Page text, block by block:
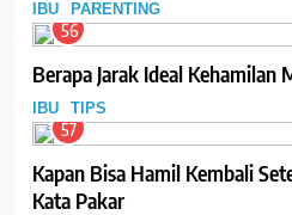
IBU PARENTING
56
Berapa Jarak Ideal Kehamilan
IBU TIPS
57
Kapan Bisa Hamil Kembali
Kata Pakar